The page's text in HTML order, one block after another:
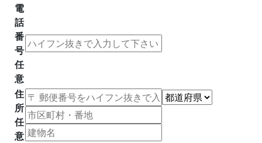
電
話
番
号
任
意
住
所
任
意